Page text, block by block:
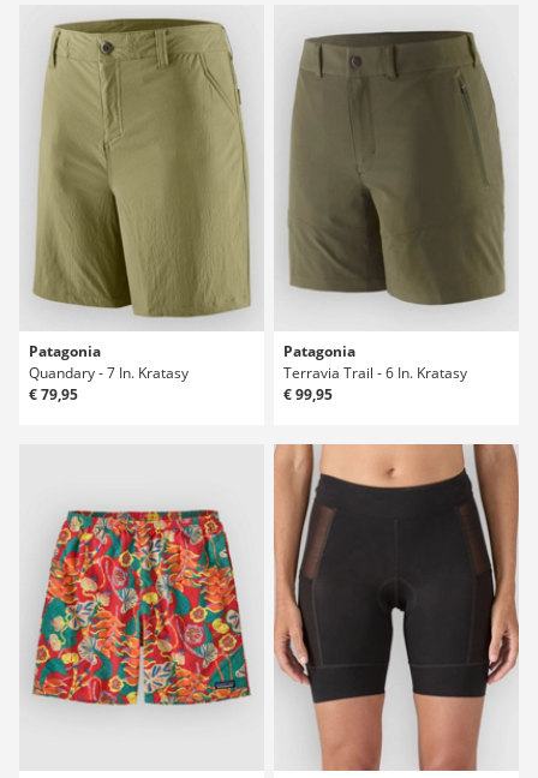
Patagonia
Quandary - 7 In. Kratasy
€ 79,95
Patagonia
Terravia Trail - 6 In. Kratasy
€ 99,95